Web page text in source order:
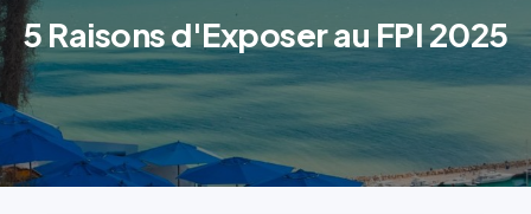
5 Raisons d'Exposer au FPI 2025